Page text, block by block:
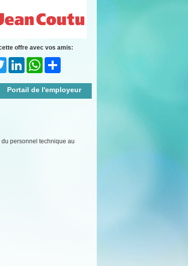
offre avec vos amis:
Twitter LinkedInWhatsApp
Portail de l'employeur
personnel technique au